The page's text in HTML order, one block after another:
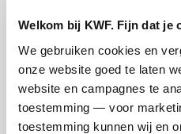
Welkom bij KWF. Fijn dat je
We gebruiken cookies en
onze website goed te laten
website en campagnes te
toestemming — voor
toestemming kunnen wij en